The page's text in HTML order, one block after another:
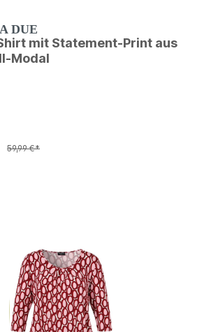
DUE
mit Statement-Print aus
Modal
59,99 €*